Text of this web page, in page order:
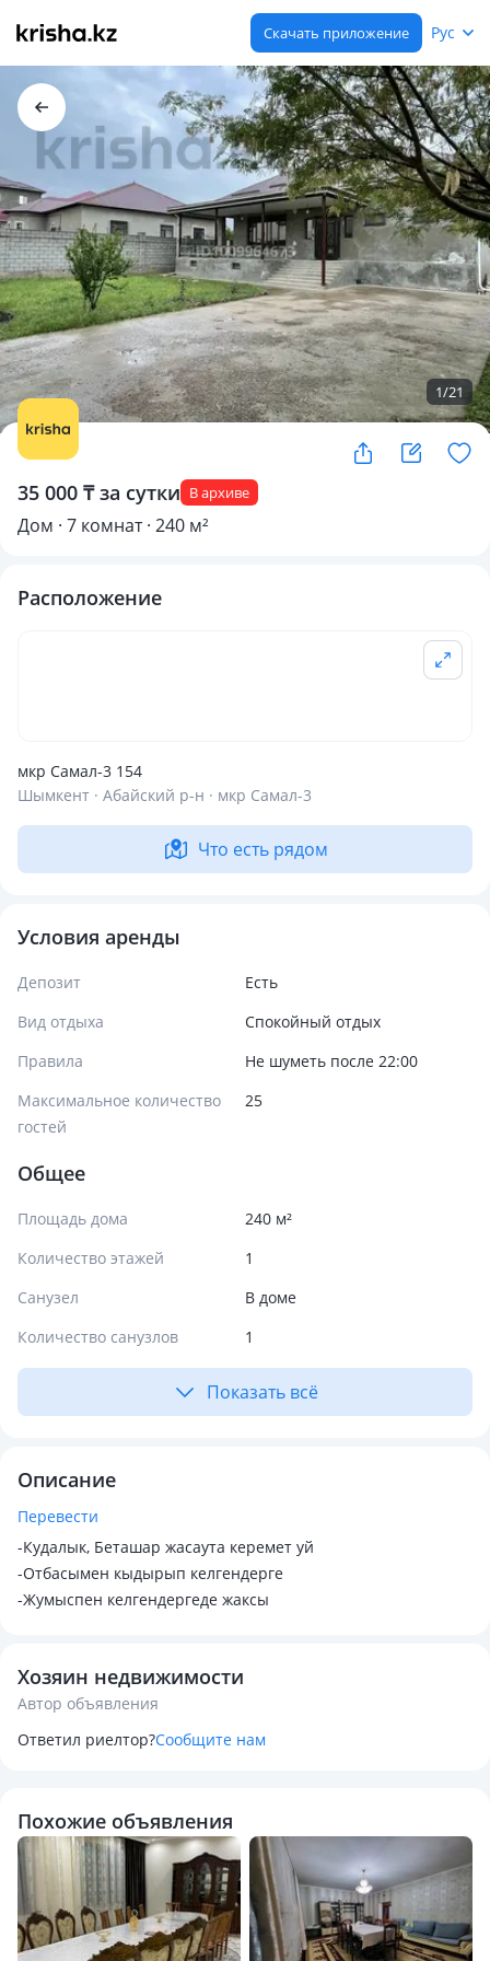
Скачать приложение Рус
1/21
35 000 ₸ за сутки В архиве
Дом · 7 комнат · 240 м²
Расположение
мкр Самал-3 154
Шымкент · Абайский р-н · мкр Самал-3
Что есть рядом
Условия аренды
Депозит
Есть
Вид отдыха
Спокойный отдых
Правила
Не шуметь после 22:00
Максимальное количество
гостей
25
Общее
Площадь дома
240 м²
Количество этажей
1
Санузел
В доме
Количество санузлов
1
Показать всё
Описание
Перевести
-Кудалык, Беташар жасаута керемет уй
-Отбасымен кыдырып келгендерге
-Жумыспен келгендергеде жаксы
Хозяин недвижимости
Автор объявления
Ответил риелтор?Сообщите нам
Похожие объявления